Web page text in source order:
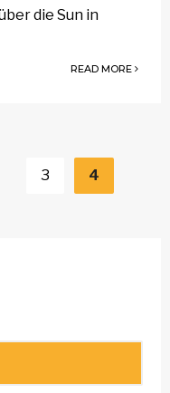
die Sun in
READ MORE
3 4